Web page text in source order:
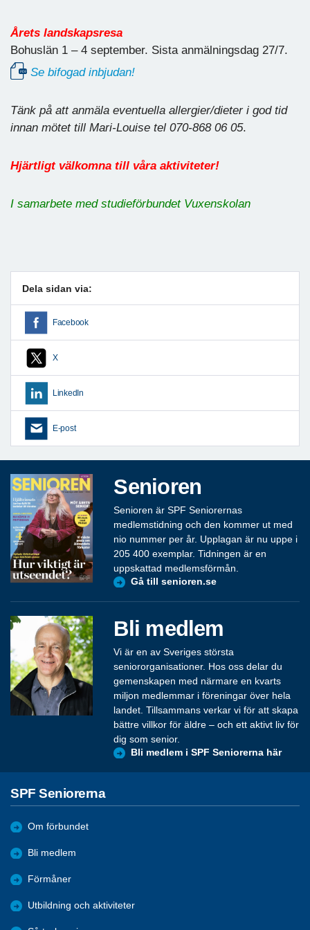
Årets landskapsresa
Bohuslän 1 – 4 september. Sista anmälningsdag 27/7.
Se bifogad inbjudan!
Tänk på att anmäla eventuella allergier/dieter i god tid
innan mötet till Mari-Louise tel 070-868 06 05.
Hjärtligt välkomna till våra aktiviteter!
I samarbete med studieförbundet Vuxenskolan
Dela sidan via:
Facebook
X
LinkedIn
E-post
Senioren
Senioren är SPF Seniorernas
medlemstidning och den kommer ut med
nio nummer per år. Upplagan är nu uppe i
205 400 exemplar. Tidningen är en
uppskattad medlemsförmån.
Gå till senioren.se
Bli medlem
Vi är en av Sveriges största
seniororganisationer. Hos oss delar du
gemenskapen med närmare en kvarts
miljon medlemmar i föreningar över hela
landet. Tillsammans verkar vi för att skapa
bättre villkor för äldre – och ett aktivt liv för
dig som senior.
Bli medlem i SPF Seniorerna här
SPF Seniorerna
Om förbundet
Bli medlem
Förmåner
Utbildning och aktiviteter